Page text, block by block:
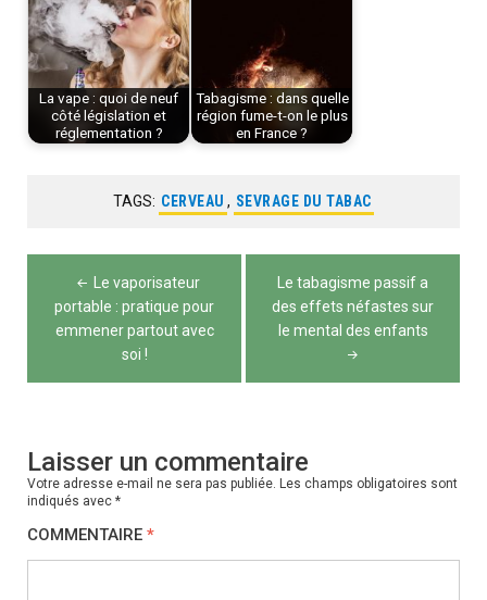
La vape : quoi de neuf
côté législation et
réglementation ?
Tabagisme : dans quelle
région fume-t-on le plus
en France ?
TAGS: CERVEAU , SEVRAGE DU TABAC
Navigation
de
l’article
Le vaporisateur
portable : pratique pour
emmener partout avec
soi !
Le tabagisme passif a
des effets néfastes sur
le mental des enfants
Laisser un commentaire
Votre adresse e-mail ne sera pas publiée. Les champs obligatoires sont
indiqués avec *
COMMENTAIRE *